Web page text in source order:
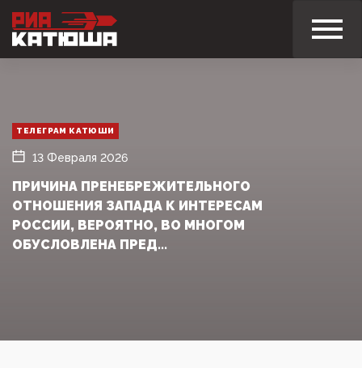
ТЕЛЕГРАМ КАТЮШИ
13 Февраля 2026
ПРИЧИНА ПРЕНЕБРЕЖИТЕЛЬНОГО
ОТНОШЕНИЯ ЗАПАДА К ИНТЕРЕСАМ
РОССИИ, ВЕРОЯТНО, ВО МНОГОМ
ОБУСЛОВЛЕНА ПРЕД...